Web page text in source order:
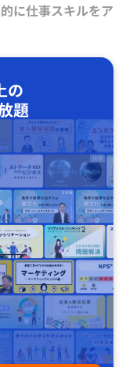
に仕事スキルをア
の
題